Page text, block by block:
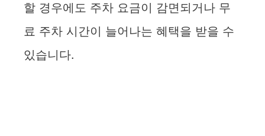
할 경우에도 주차 요금이 감면되거나 무
료 주차 시간이 늘어나는 혜택을 받을 수
있습니다.